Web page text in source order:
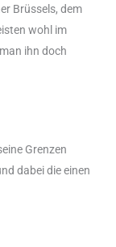
Brüssels, dem
wohl im
ihn doch
Grenzen
dabei die einen